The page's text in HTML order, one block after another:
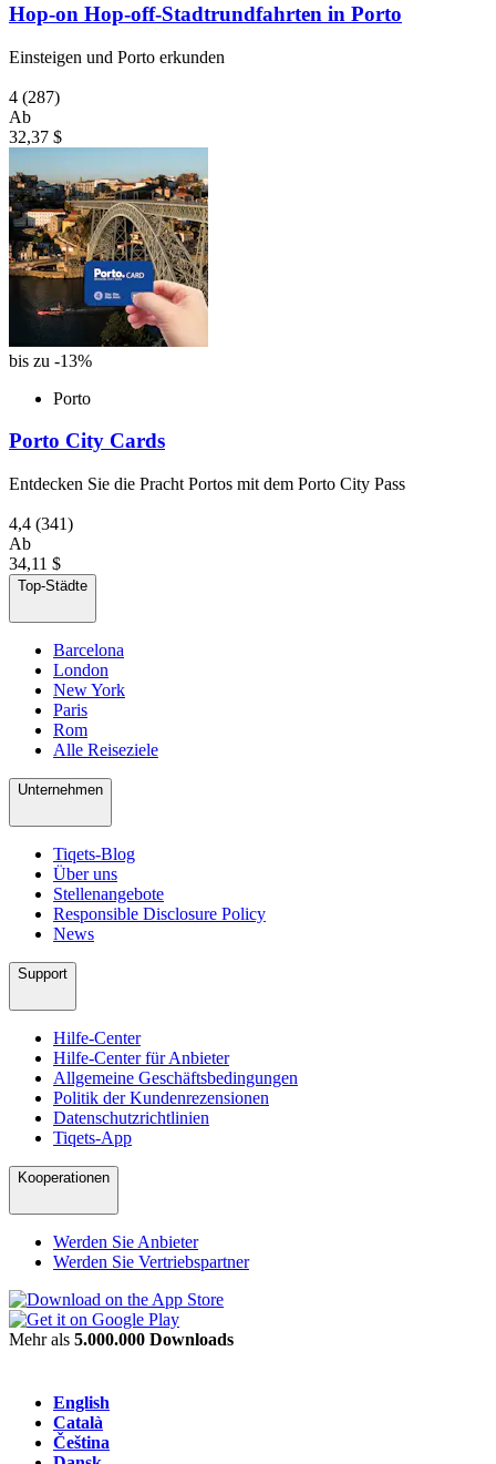
Hop-on Hop-off-Stadtrundfahrten in Porto
Einsteigen und Porto erkunden
4 (287)
Ab
32,37 $
bis zu -13%
Porto
Porto City Cards
Entdecken Sie die Pracht Portos mit dem Porto City Pass
4,4 (341)
Ab
34,11 $
Top-Städte
Barcelona
London
New York
Paris
Rom
Alle Reiseziele
Unternehmen
Tiqets-Blog
Über uns
Stellenangebote
Responsible Disclosure Policy
News
Support
Hilfe-Center
Hilfe-Center für Anbieter
Allgemeine Geschäftsbedingungen
Politik der Kundenrezensionen
Datenschutzrichtlinien
Tiqets-App
Kooperationen
Werden Sie Anbieter
Werden Sie Vertriebspartner
Mehr als 5.000.000 Downloads
English
Català
Čeština